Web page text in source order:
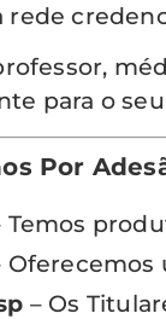
rede
para o
Por
Temos
Oferecemos
– Os